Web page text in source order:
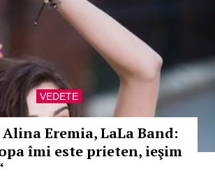
VEDETE
Alina Eremia, LaLa Band:
îmi este prieten, ieşim